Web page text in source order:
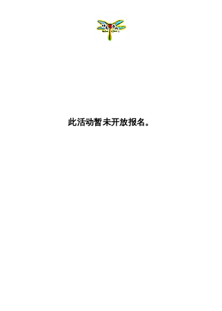
此活动暂未开放报名。